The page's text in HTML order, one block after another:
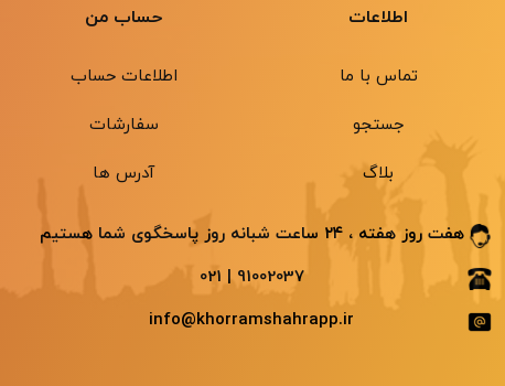
اطلاعات
تماس با ما
جستجو
بلاگ
حساب من
اطلاعات حساب
سفارشات
آدرس ها
هفت روز هفته ، ۲۴ ساعت شبانه ‌روز پاسخگوی شما هستیم
91002037 | 021
info@khorramshahrapp.ir